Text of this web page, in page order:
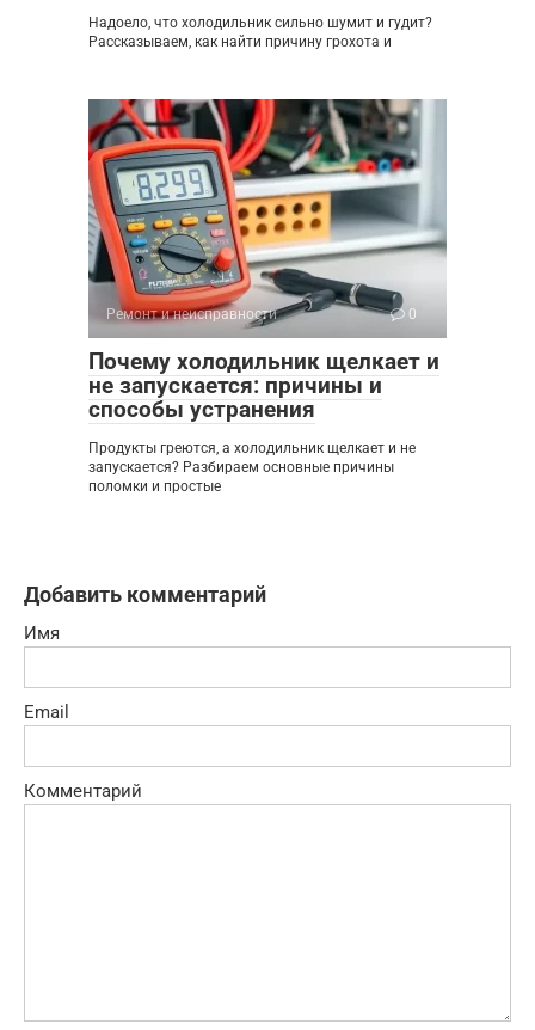
Надоело, что холодильник сильно шумит и гудит?
Рассказываем, как найти причину грохота и
Ремонт и неисправности 0
Почему холодильник щелкает и
не запускается: причины и
способы устранения
Продукты греются, а холодильник щелкает и не
запускается? Разбираем основные причины
поломки и простые
Добавить комментарий
Имя
Email
Комментарий